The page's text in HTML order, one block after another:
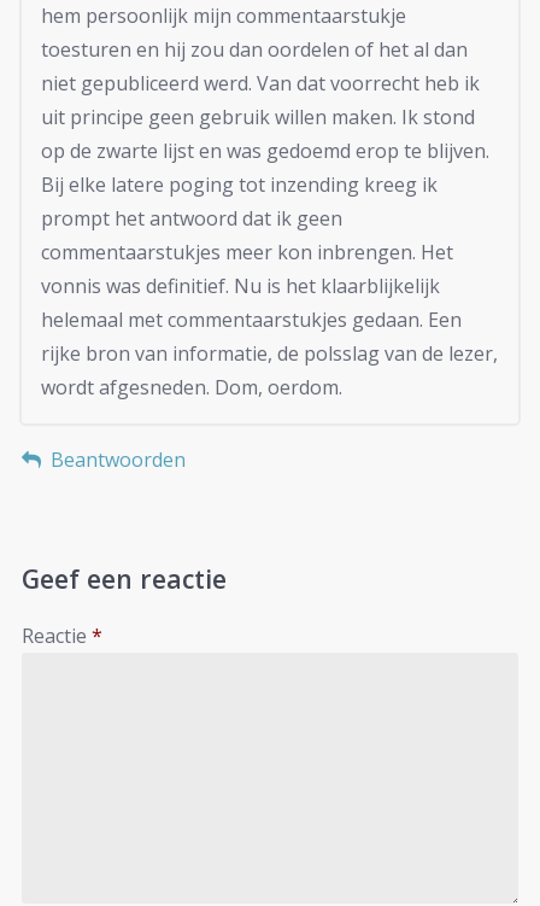
hem persoonlijk mijn commentaarstukje
toesturen en hij zou dan oordelen of het al dan
niet gepubliceerd werd. Van dat voorrecht heb ik
uit principe geen gebruik willen maken. Ik stond
op de zwarte lijst en was gedoemd erop te blijven.
Bij elke latere poging tot inzending kreeg ik
prompt het antwoord dat ik geen
commentaarstukjes meer kon inbrengen. Het
vonnis was definitief. Nu is het klaarblijkelijk
helemaal met commentaarstukjes gedaan. Een
rijke bron van informatie, de polsslag van de lezer,
wordt afgesneden. Dom, oerdom.
Beantwoorden
Geef een reactie
Reactie *